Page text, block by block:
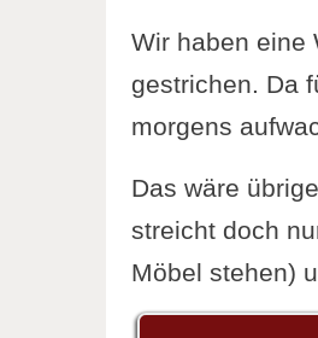
Wir haben eine
gestrichen. Da
morgens
Das wäre
streicht doch
Möbel stehen)